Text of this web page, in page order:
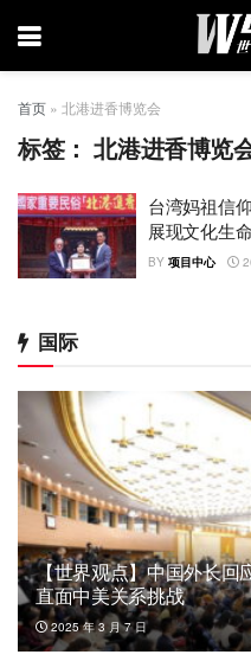
首页 » 北港进香博览会
标签：北港进香博览
台湾妈祖信
展现文化生
BY 项目中心
国际
【世界观点】中国外长回
直面中美关系挑战
2025 年 3 月 7 日